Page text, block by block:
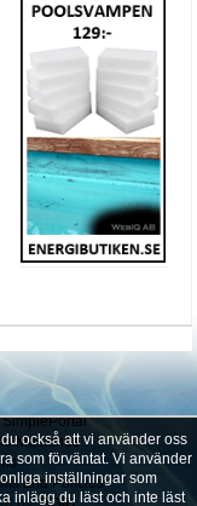
Machines
and Policies
också att vi använder oss
som förväntat. Vi använder
inställningar som
inlägg du läst och inte läst